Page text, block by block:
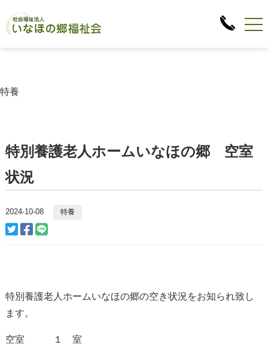
特養
特別養護老人ホームいなほの郷 空室
状況
2024-10-08 特養
特別養護老人ホームいなほの郷の空き状況をお知られ致し
ます。
空室 １ 室